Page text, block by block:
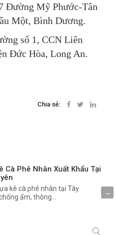
Đường Mỹ Phước-Tân
Một, Bình Dương.
số 1, CCN Liên
Đức Hòa, Long An.
Chia sẻ:
Cà Phê Nhân Xuất Khẩu Tại
kê cà phê nhân tại Tây
ẩm, thông...